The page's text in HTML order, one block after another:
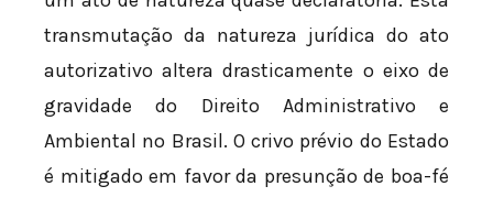
transmutação da natureza jurídica do ato
autorizativo altera drasticamente o eixo de
gravidade do Direito Administrativo e
Ambiental no Brasil. O crivo prévio do Estado
é mitigado em favor da presunção de boa-fé